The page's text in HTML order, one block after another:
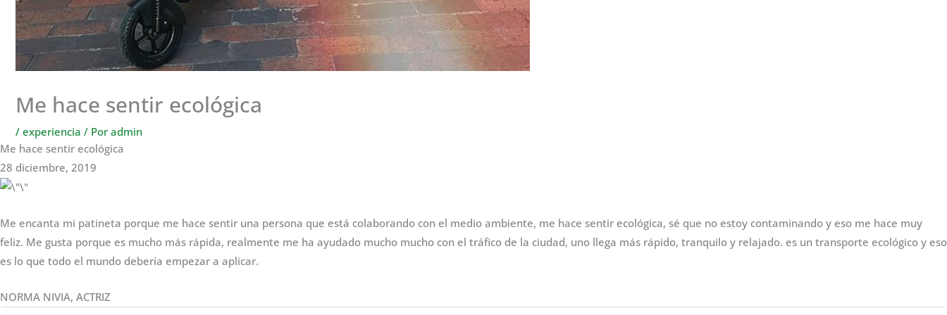
Me hace sentir ecológica
/ experiencia / Por admin
Me hace sentir ecológica
28 diciembre, 2019
Me encanta mi patineta porque me hace sentir una persona que está colaborando con el medio ambiente, me hace sentir ecológica, sé que no estoy contaminando y eso me hace muy
feliz. Me gusta porque es mucho más rápida, realmente me ha ayudado mucho mucho con el tráfico de la ciudad, uno llega más rápido, tranquilo y relajado. es un transporte ecológico y eso
es lo que todo el mundo debería empezar a aplicar.
NORMA NIVIA, ACTRIZ